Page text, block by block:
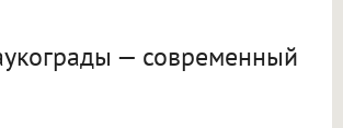
— современный